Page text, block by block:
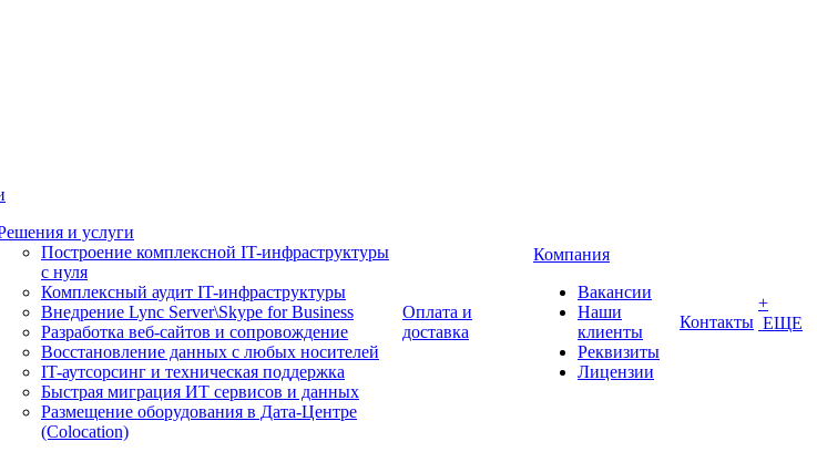
и услуги
Построение комплексной IT-инфраструктуры
с нуля
Комплексный аудит IT-инфраструктуры
Внедрение Lync Server\Skype for Business
Разработка веб-сайтов и сопровождение
Восстановление данных с любых носителей
IT-аутсорсинг и техническая поддержка
Быстрая миграция ИТ сервисов и данных
Размещение оборудования в Дата-Центре
(Colocation)
Оплата и
доставка
Компания
Вакансии
Наши
клиенты
Реквизиты
Лицензии
Контакты
+
ЕЩЕ